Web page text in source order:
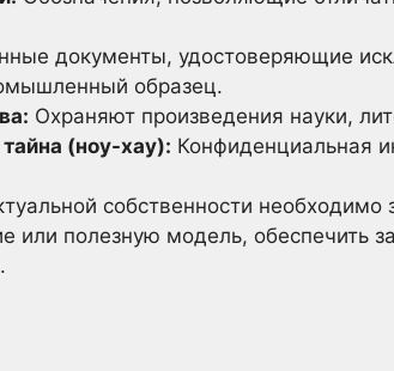
документы, удостоверяющие
образец.
Охраняют произведения науки,
(ноу-хау): Конфиденциальная
собственности необходимо
или полезную модель, обеспечить